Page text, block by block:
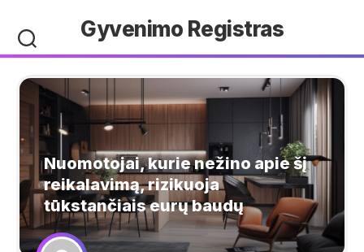
content
Gyvenimo Registras
Nuomotojai, kurie nežino apie šį
reikalavimą, rizikuoja
tūkstančiais eurų baudų